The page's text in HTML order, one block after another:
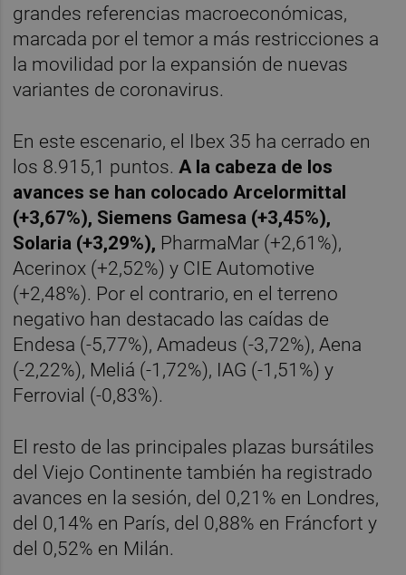
grandes referencias macroeconómicas,
marcada por el temor a más restricciones a
la movilidad por la expansión de nuevas
variantes de coronavirus.
En este escenario, el Ibex 35 ha cerrado en
los 8.915,1 puntos. A la cabeza de los
avances se han colocado Arcelormittal
(+3,67%), Siemens Gamesa (+3,45%),
Solaria (+3,29%), PharmaMar (+2,61%),
Acerinox (+2,52%) y CIE Automotive
(+2,48%). Por el contrario, en el terreno
negativo han destacado las caídas de
Endesa (-5,77%), Amadeus (-3,72%), Aena
(-2,22%), Meliá (-1,72%), IAG (-1,51%) y
Ferrovial (-0,83%).
El resto de las principales plazas bursátiles
del Viejo Continente también ha registrado
avances en la sesión, del 0,21% en Londres,
del 0,14% en París, del 0,88% en Fráncfort y
del 0,52% en Milán.